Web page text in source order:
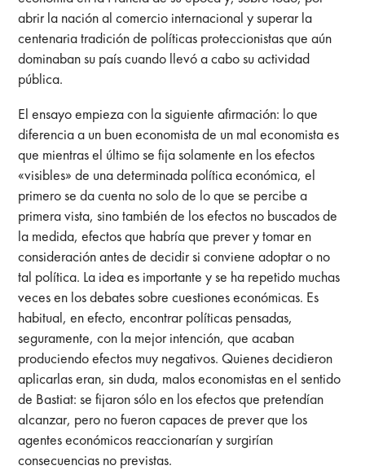
abrir la nación al comercio internacional y superar la
centenaria tradición de políticas proteccionistas que aún
dominaban su país cuando llevó a cabo su actividad
pública.
El ensayo empieza con la siguiente afirmación: lo que
diferencia a un buen economista de un mal economista es
que mientras el último se fija solamente en los efectos
«visibles» de una determinada política económica, el
primero se da cuenta no solo de lo que se percibe a
primera vista, sino también de los efectos no buscados de
la medida, efectos que habría que prever y tomar en
consideración antes de decidir si conviene adoptar o no
tal política. La idea es importante y se ha repetido muchas
veces en los debates sobre cuestiones económicas. Es
habitual, en efecto, encontrar políticas pensadas,
seguramente, con la mejor intención, que acaban
produciendo efectos muy negativos. Quienes decidieron
aplicarlas eran, sin duda, malos economistas en el sentido
de Bastiat: se fijaron sólo en los efectos que pretendían
alcanzar, pero no fueron capaces de prever que los
agentes económicos reaccionarían y surgirían
consecuencias no previstas.